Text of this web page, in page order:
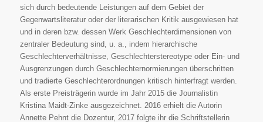
sich durch bedeutende Leistungen auf dem Gebiet der
Gegenwartsliteratur oder der literarischen Kritik ausgewiesen hat
und in deren bzw. dessen Werk Geschlechterdimensionen von
zentraler Bedeutung sind, u. a., indem hierarchische
Geschlechterverhältnisse, Geschlechterstereotype oder Ein- und
Ausgrenzungen durch Geschlechternormierungen überschritten
und tradierte Geschlechterordnungen kritisch hinterfragt werden.
Als erste Preisträgerin wurde im Jahr 2015 die Journalistin
Kristina Maidt-Zinke ausgezeichnet. 2016 erhielt die Autorin
Annette Pehnt die Dozentur, 2017 folgte ihr die Schriftstellerin